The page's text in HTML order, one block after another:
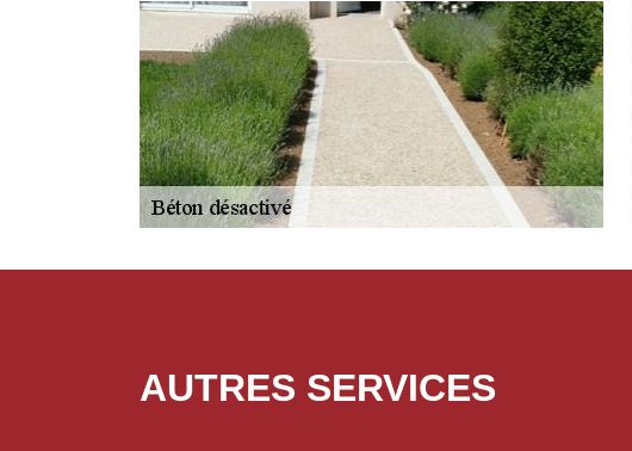
AUTRES SERVICES